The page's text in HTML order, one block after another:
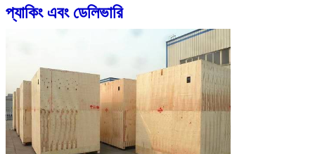
প্যাকিং এবং ডেলিভারি